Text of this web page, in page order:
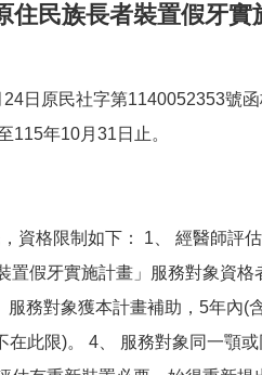
住民族長者裝置假牙實
日原民社字第1140052353號函
115年10月31日止。
格限制如下： 1、 經醫師評估
置假牙實施計畫」服務對象資格
務對象獲本計畫補助，5年內(
此限)。 4、 服務對象同一顎